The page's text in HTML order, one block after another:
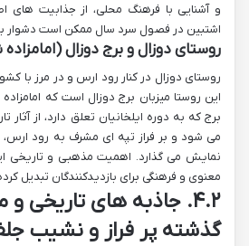
و آشنایی با فرهنگ محلی، از جذابیت
اشتبین در فصول سرد سال ممکن است دشوار
روستای دوزال و برج دوزال
روستای دوزال در کنار رود ارس و در مرز با
این روستا میزبان برج دوزال است که
برج که به دوره ایلخانیان تعلق دارد، از
می شود و بر فراز تپه ای مشرف به رود ارس،
نمایش می گذارد. اهمیت مذهبی و تاریخی
معنوی و فرهنگی برای بازدیدکنندگان تبدیل
۴.۲. جاذبه های
گذشته پر فراز و نشیب